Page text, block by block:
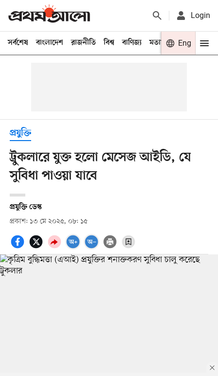
Login
সর্বশেষ বাংলাদেশ রাজনীতি বিশ্ব বাণিজ্য মতামত খেলা
Eng
প্রযুক্তি
ট্রুকলারে যুক্ত হলো মেসেজ আইডি, যে
সুবিধা পাওয়া যাবে
প্রযুক্তি ডেস্ক
প্রকাশ: ১৩ মে ২০২৫, ০৮: ১৫